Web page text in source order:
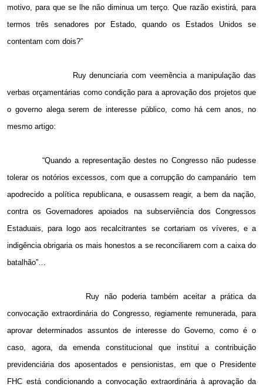
motivo, para que se lhe não diminua um terço. Que razão existirá, para
termos três senadores por Estado, quando os Estados Unidos se
contentam com dois?”
Ruy denunciaria com veemência a manipulação das
verbas orçamentárias como condição para a aprovação dos projetos que
o governo alega serem de interesse público, como há cem anos, no
mesmo artigo:
“Quando a representação destes no Congresso não pudesse
tolerar os notórios excessos, com que a corrupção do campanário
tem
apodrecido a política republicana, e ousassem reagir, a bem da nação,
contra os Governadores apoiados na subserviência dos Congressos
Estaduais, para logo aos recalcitrantes se cortariam os víveres, e a
indigência obrigaria os mais honestos a se reconciliarem com a caixa do
batalhão”…
Ruy não poderia também aceitar a prática da
convocação extraordinária do Congresso, regiamente remunerada, para
aprovar determinados assuntos de interesse do Governo, como é o
caso, agora, da emenda constitucional que institui a contribuição
previdenciária dos aposentados e pensionistas, em que o Presidente
FHC está condicionando a convocação extraordinária à aprovação da